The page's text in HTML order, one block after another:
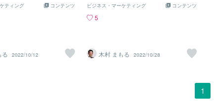
コンテンツ
ティング
る 2022/10/12
コンテンツ
ビジネス・マーケティング
5
木村 まもる 2022/10/28
1